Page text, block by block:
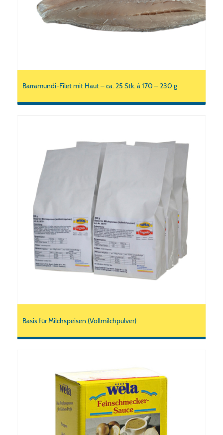
Barramundi-Filet mit Haut – ca. 25 Stk. à 170 – 230 g
Basis für Milchspeisen (Vollmilchpulver)